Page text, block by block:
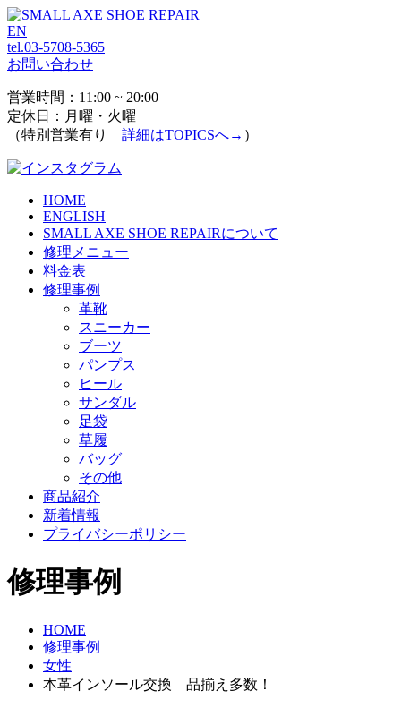
EN
tel.03-5708-5365
お問い合わせ
営業時間：11:00 ~ 20:00
定休日：月曜・火曜
（特別営業有り 詳細はTOPICSへ→ ）
HOME
ENGLISH
SMALL AXE SHOE REPAIRについて
修理メニュー
料金表
修理事例
革靴
スニーカー
ブーツ
パンプス
ヒール
サンダル
足袋
草履
バッグ
その他
商品紹介
新着情報
プライバシーポリシー
修理事例
HOME
修理事例
女性
本革インソール交換 品揃え多数！